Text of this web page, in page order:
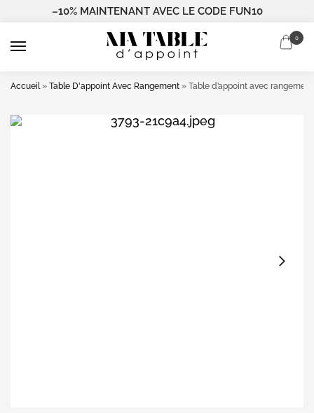
–10% MAINTENANT AVEC LE CODE FUN10
0
Accueil» Table D'appoint Avec Rangement » Table d’appoint avec